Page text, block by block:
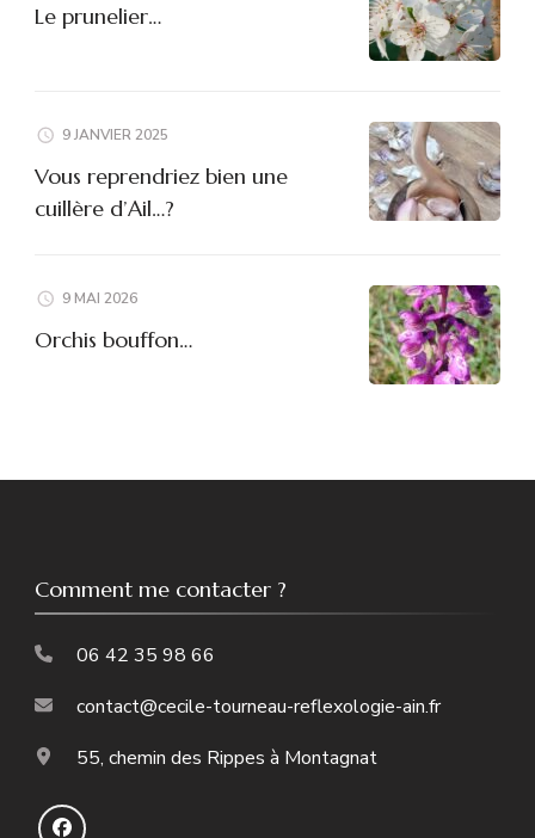
Le prunelier…
9 JANVIER 2025
Vous reprendriez bien une
cuillère d’Ail…?
9 MAI 2026
Orchis bouffon…
Comment me contacter ?
06 42 35 98 66
contact@cecile-tourneau-reflexologie-ain.fr
55, chemin des Rippes à Montagnat